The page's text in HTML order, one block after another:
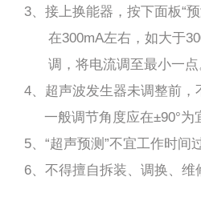
3、接上换能器，按下面板“
在300mA左右，如大于
调，将电流调至最小一点
4、超声波发生器未调整前
一般调节角度应在±90°为
5、“超声预测”不宜工作时
6、不得擅自拆装、调换、